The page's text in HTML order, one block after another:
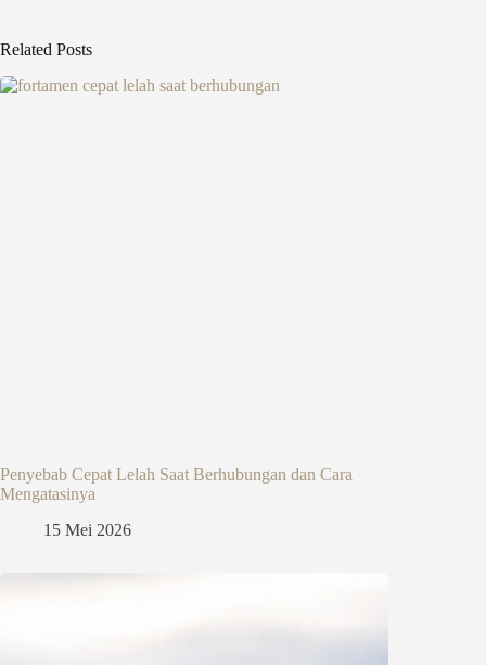
Related Posts
Penyebab Cepat Lelah Saat Berhubungan dan Cara
Mengatasinya
15 Mei 2026